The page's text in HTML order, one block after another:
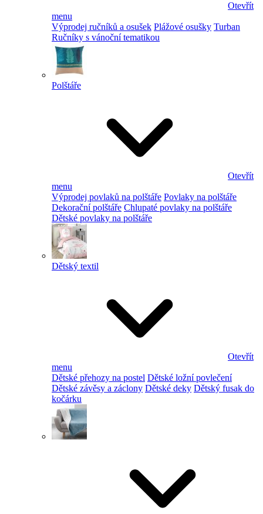
Otevřít
menu
Výprodej ručníků a osušek Plážové osušky Turban
Ručníky s vánoční tematikou
Polštáře
Otevřít
menu
Výprodej povlaků na polštáře Povlaky na polštáře
Dekorační polštáře Chlupaté povlaky na polštáře
Dětské povlaky na polštáře
Dětský textil
Otevřít
menu
Dětské přehozy na postel Dětské ložní povlečení
Dětské závěsy a záclony Dětské deky Dětský fusak do
kočárku